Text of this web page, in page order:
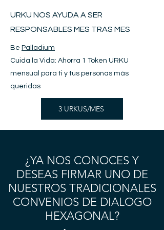
URKU NOS AYUDA A SER
RESPONSABLES MES TRAS MES
Be Palladium
Cuida la Vida: Ahorra 1 Token URKU
mensual para ti y tus personas más
queridas
3 URKUS/MES
¿YA NOS CONOCES Y
DESEAS FIRMAR UNO DE
NUESTROS TRADICIONALES
CONVENIOS DE DIALOGO
HEXAGONAL?